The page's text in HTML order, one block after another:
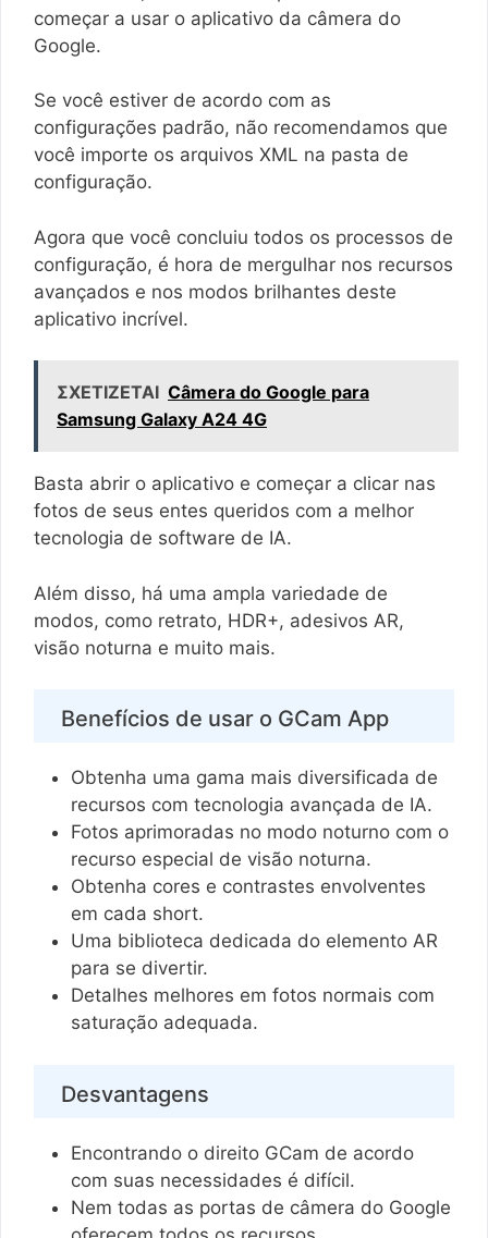
começar a usar o aplicativo da câmera do
Google.
Se você estiver de acordo com as
configurações padrão, não recomendamos que
você importe os arquivos XML na pasta de
configuração.
Agora que você concluiu todos os processos de
configuração, é hora de mergulhar nos recursos
avançados e nos modos brilhantes deste
aplicativo incrível.
ΣΧΕΤΙΖΕΤΑΙ Câmera do Google para
Samsung Galaxy A24 4G
Basta abrir o aplicativo e começar a clicar nas
fotos de seus entes queridos com a melhor
tecnologia de software de IA.
Além disso, há uma ampla variedade de
modos, como retrato, HDR+, adesivos AR,
visão noturna e muito mais.
Benefícios de usar o GCam App
Obtenha uma gama mais diversificada de
recursos com tecnologia avançada de IA.
Fotos aprimoradas no modo noturno com o
recurso especial de visão noturna.
Obtenha cores e contrastes envolventes
em cada short.
Uma biblioteca dedicada do elemento AR
para se divertir.
Detalhes melhores em fotos normais com
saturação adequada.
Desvantagens
Encontrando o direito GCam de acordo
com suas necessidades é difícil.
Nem todas as portas de câmera do Google